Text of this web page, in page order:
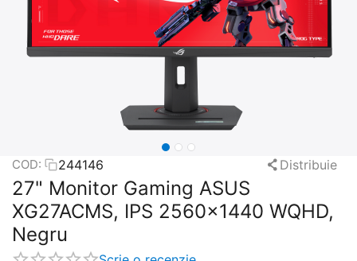
COD: 244146 Distribuie
27" Monitor Gaming ASUS
XG27ACMS, IPS 2560x1440 WQHD,
Negru